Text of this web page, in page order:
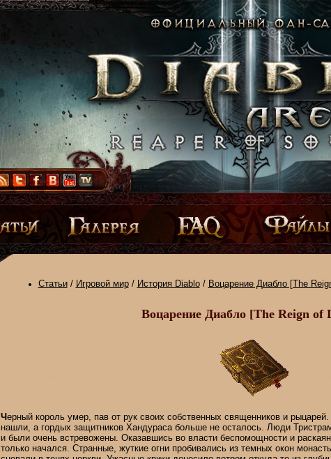
Статьи/ Игровой мир/ История Diablo/ Воцарение Диабло [The
Воцарение Диабло [The Reign of
Черный король умер, пав от рук своих собственных священников и
нашли, а гордых защитников Хандураса больше не осталось. Люди
и были очень встревожены. Оказавшись во власти беспомощности и
только начался. Странные, жуткие огни пробивались из темных окон